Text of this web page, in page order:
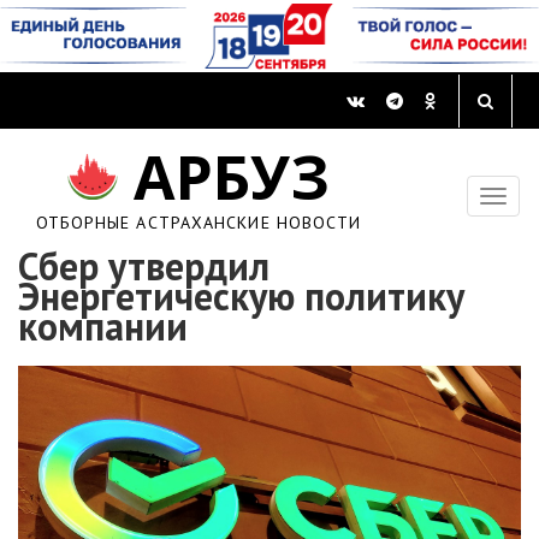
АРБУЗ
ОТБОРНЫЕ АСТРАХАНСКИЕ НОВОСТИ
Сбер утвердил
Энергетическую политику
компании